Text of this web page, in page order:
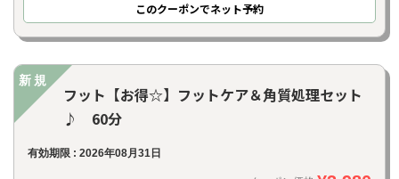
このクーポンでネット予約
新規
フット【お得☆】フットケア＆角質処理セット
♪ 60分
有効期限 : 2026年08月31日